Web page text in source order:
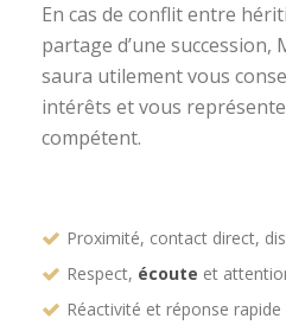
En cas de conflit entre
partage d’une succession,
saura utilement vous
intérêts et vous
compétent.
Proximité, contact direct,
Respect, écoute et
Réactivité et réponse